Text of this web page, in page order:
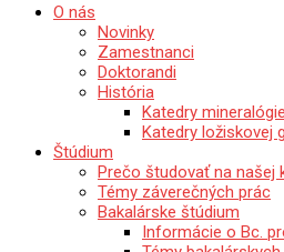
O nás
Novinky
Zamestnanci
Doktorandi
História
Katedry
Katedry ložiskovej
Štúdium
Prečo študovať na našej
Témy záverečných prác
Bakalárske štúdium
Informácie o Bc.